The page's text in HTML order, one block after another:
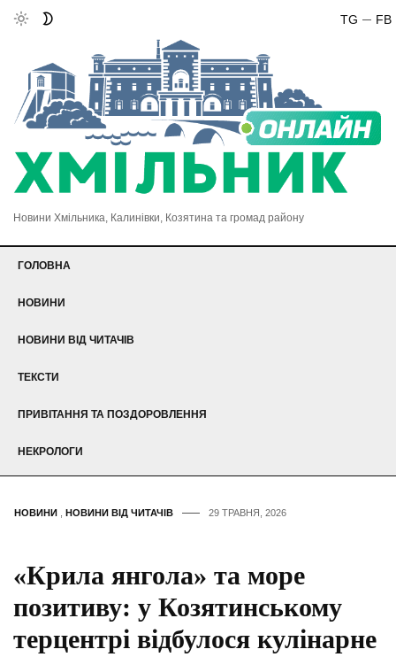
FB
TG
Новини Хмільника, Калинівки, Козятина та громад району
ГОЛОВНА
НОВИНИ
НОВИНИ ВІД ЧИТАЧІВ
ТЕКСТИ
ПРИВІТАННЯ ТА ПОЗДОРОВЛЕННЯ
НЕКРОЛОГИ
НОВИНИ НОВИНИ ВІД ЧИТАЧІВ 29 ТРАВНЯ, 2026
«Крила янгола» та море
позитиву: у Козятинському
терцентрі відбулося кулінарне